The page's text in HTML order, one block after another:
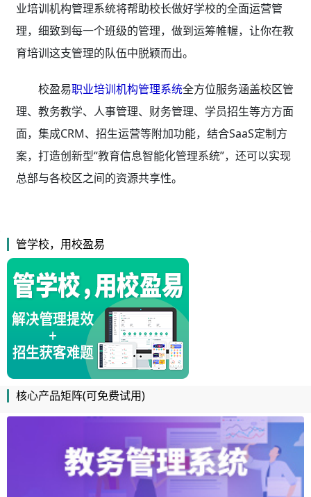
业培训机构管理系统将帮助校长做好学校的全面运营管
理，细致到每一个班级的管理，做到运筹帷幄，让你在教
育培训这支管理的队伍中脱颖而出。
校盈易职业培训机构管理系统全方位服务涵盖校区管
理、教务教学、人事管理、财务管理、学员招生等方方面
面，集成CRM、招生运营等附加功能，结合SaaS定制方
案，打造创新型“教育信息智能化管理系统”，还可以实现
总部与各校区之间的资源共享性。
管学校，用校盈易
核心产品矩阵(可免费试用)